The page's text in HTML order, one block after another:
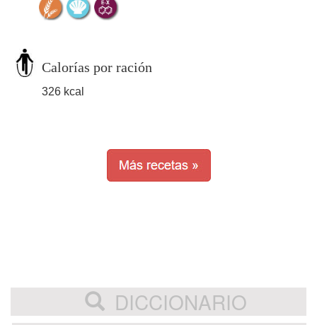
Calorías por ración
326 kcal
DICCIONARIO